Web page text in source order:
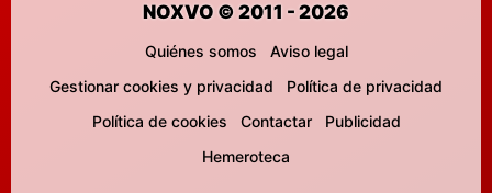
NOXVO © 2011 - 2026
Quiénes somos
Aviso legal
Gestionar cookies y privacidad
Política de privacidad
Política de cookies
Contactar
Publicidad
Hemeroteca